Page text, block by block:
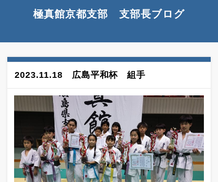
極真館京都支部 支部長ブログ
2023.11.18 広島平和杯 組手